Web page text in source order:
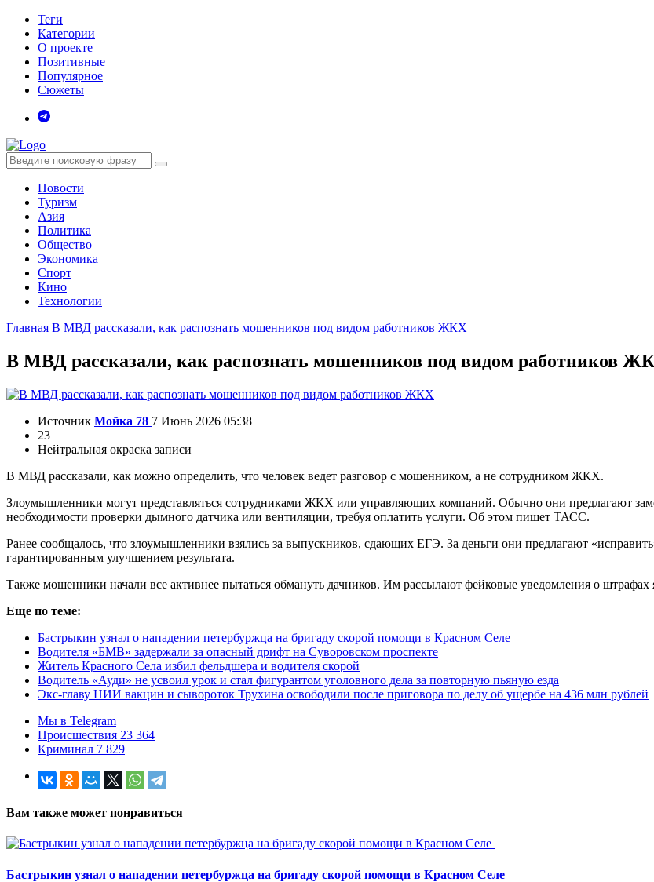
Теги
Категории
О проекте
Позитивные
Популярное
Сюжеты
Новости
Туризм
Азия
Политика
Общество
Экономика
Спорт
Кино
Технологии
Главная В МВД рассказали, как распознать мошенников под видом работников ЖКХ
В МВД рассказали, как распознать мошенников под видом работников
Источник Мойка 78 7 Июнь 2026 05:38
23
Нейтральная окраска записи
В МВД рассказали, как можно определить, что человек ведет разговор с мошенником, а не сотрудником ЖКХ.
Злоумышленники могут представляться сотрудниками ЖКХ или управляющих компаний. Обычно они предлагают
необходимости проверки дымного датчика или вентиляции, требуя оплатить услуги. Об этом пишет ТАСС.
Ранее сообщалось, что злоумышленники взялись за выпускников, сдающих ЕГЭ. За деньги они предлагают
гарантированным улучшением результата.
Также мошенники начали все активнее пытаться обмануть дачников. Им рассылают фейковые уведомления о штрафах
Еще по теме:
Бастрыкин узнал о нападении петербуржца на бригаду скорой помощи в Красном Селе
Водителя «БМВ» задержали за опасный дрифт на Суворовском проспекте
Житель Красного Села избил фельдшера и водителя скорой
Водитель «Ауди» не усвоил урок и стал фигурантом уголовного дела за повторную пьяную езда
Экс-главу НИИ вакцин и сывороток Трухина освободили после приговора по делу об ущербе на 436 млн рублей
Мы в Telegram
Происшествия 23 364
Криминал 7 829
Вам также может понравиться
Бастрыкин узнал о нападении петербуржца на бригаду скорой помощи в Красном Селе